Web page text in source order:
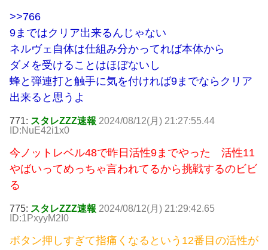
>>766
9まではクリア出来るんじゃない
ネルヴェ自体は仕組み分かってれば本体から
ダメを受けることはほぼないし
蜂と弾連打と触手に気を付ければ9までならクリア
出来ると思うよ
771: スタレZZZ速報 2024/08/12(月) 21:27:55.44
ID:NuE42i1x0
今ノットレベル48で昨日活性9までやった 活性11
やばいってめっちゃ言われてるから挑戦するのビビ
る
775: スタレZZZ速報 2024/08/12(月) 21:29:42.65
ID:1PxyyM2I0
ボタン押しすぎて指痛くなるという12番目の活性が